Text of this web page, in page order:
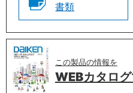
書類
この製品の情報を
WEBカタロ